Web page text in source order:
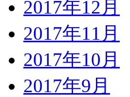
2017年12月
2017年11月
2017年10月
2017年9月